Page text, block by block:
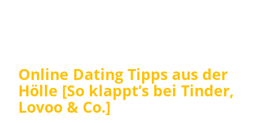
Online Dating Tipps aus der
Hölle [So klappt’s bei Tinder,
Lovoo & Co.]